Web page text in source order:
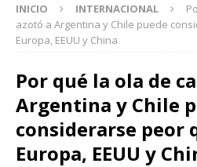
INICIO INTERNACIONAL
azotó a Argentina y Chile puede
Europa, EEUU y China
Por qué la ola de
Argentina y Chile
considerarse peor
Europa, EEUU y